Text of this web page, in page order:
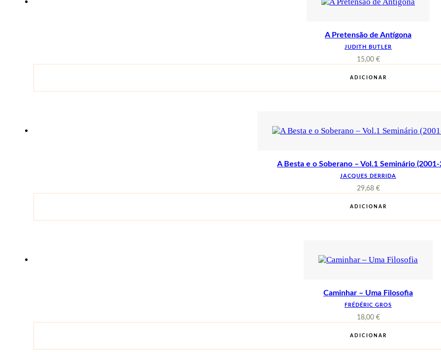
A Pretensão de Antígona
JUDITH BUTLER
15,00 €
ADICIONAR
A Besta e o Soberano – Vol.1 Seminário
JACQUES DERRIDA
29,68 €
ADICIONAR
Caminhar – Uma Filosofia
FRÉDÉRIC GROS
18,00 €
ADICIONAR